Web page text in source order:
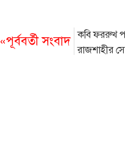
«পূর্ববর্তী সংবাদ কবি ফররুখ
রাজশাহীর